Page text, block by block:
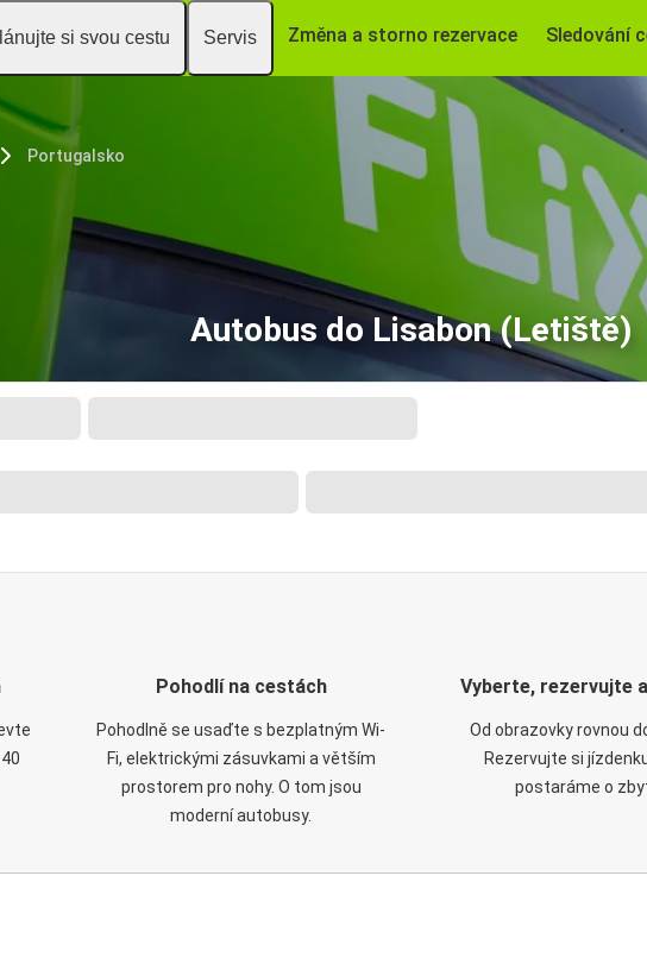
si svou cestu Servis Změna a storno rezervace Sledování
Portugalsko
Autobus do Lisabon (Letiště)
Pohodlí na cestách
Pohodlně se usaďte s bezplatným Wi-
Fi, elektrickými zásuvkami a větším
prostorem pro nohy. O tom jsou
moderní autobusy.
Vyberte, rezervujte
Od obrazovky rovnou
Rezervujte si
postaráme o